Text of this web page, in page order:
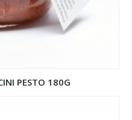
PESTO 180G